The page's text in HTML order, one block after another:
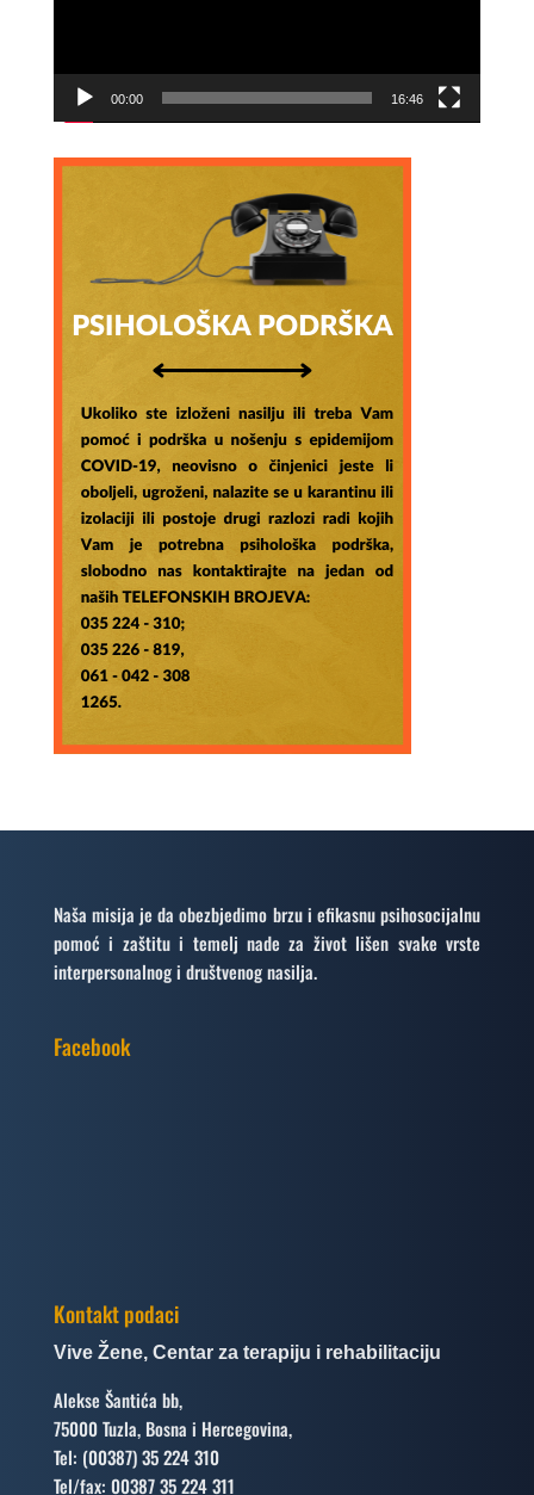
00:00 16:46
Naša misija je da obezbjedimo brzu i efikasnu psihosocijalnu
pomoć i zaštitu i temelj nade za život lišen svake vrste
interpersonalnog i društvenog nasilja.
Facebook
Kontakt podaci
Vive Žene, Centar za terapiju i rehabilitaciju
Alekse Šantića bb,
75000 Tuzla, Bosna i Hercegovina,
Tel: (00387) 35 224 310
Tel/fax: 00387 35 224 311